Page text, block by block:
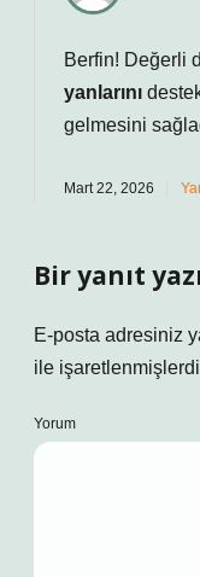
Berfin! Değerli
yanlarını
gelmesini
Mart 22, 2026
Bir yanıt
E-posta adresiniz
ile
Yorum